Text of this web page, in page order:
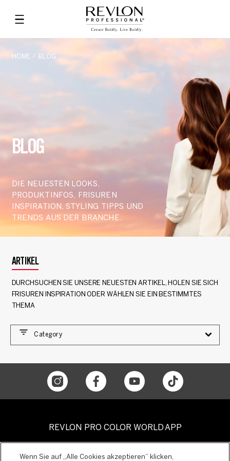
HOME BLOG
BLOG
DIE NEUESTEN LOOKS,
PRODUKTINFOS, FRISUREN
INSPIRATION, STYLING TIPPS UND
TRENDS AUS DER BRANCHE.
ARTIKEL
DURCHSUCHEN SIE UNSERE NEUESTEN ARTIKEL, HOLEN SIE SICH
FRISUREN INSPIRATION ODER WÄHLEN SIE EIN BESTIMMTES
THEMA
Category
REVLON PRO COLOR WORLD APP
Wenn Sie auf „Alle Cookies akzeptieren“ klicken,